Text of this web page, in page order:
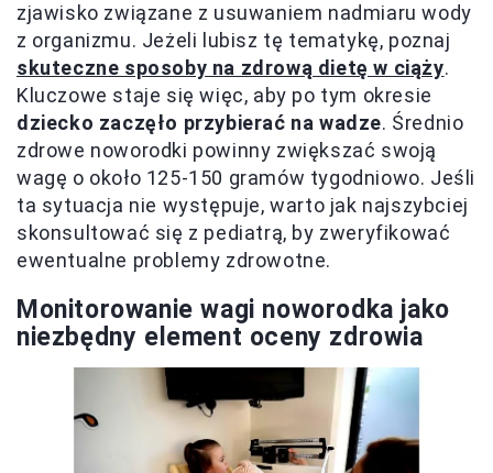
zjawisko związane z usuwaniem nadmiaru wody
z organizmu. Jeżeli lubisz tę tematykę, poznaj
skuteczne sposoby na zdrową dietę w ciąży.
Kluczowe staje się więc, aby po tym okresie
dziecko zaczęło przybierać na wadze. Średnio
zdrowe noworodki powinny zwiększać swoją
wagę o około 125-150 gramów tygodniowo. Jeśli
ta sytuacja nie występuje, warto jak najszybciej
skonsultować się z pediatrą, by zweryfikować
ewentualne problemy zdrowotne.
Monitorowanie wagi noworodka jako
niezbędny element oceny zdrowia